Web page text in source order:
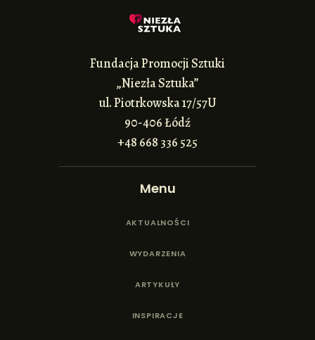
Fundacja Promocji Sztuki
„Niezła Sztuka”
ul. Piotrkowska 17/57U
90-406 Łódź
+48 668 336 525
Menu
AKTUALNOŚCI
WYDARZENIA
ARTYKUŁY
INSPIRACJE